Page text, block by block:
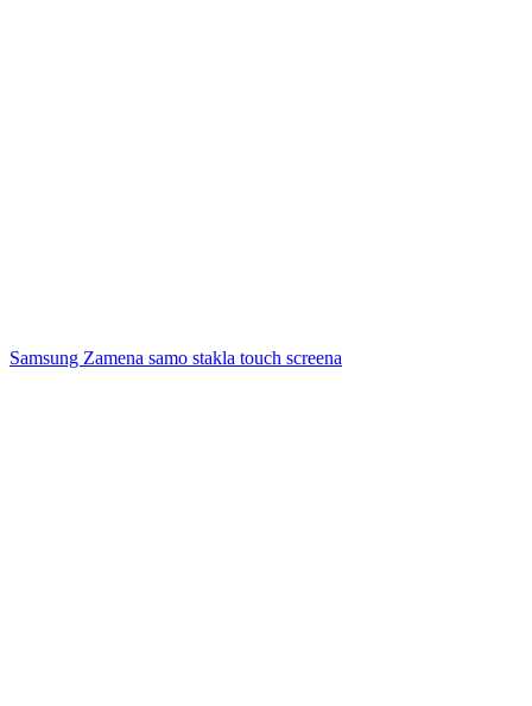
Samsung Zamena samo stakla touch screena